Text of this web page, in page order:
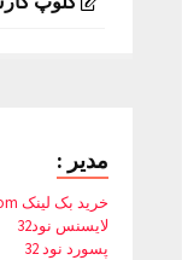
مدیر :
خرید بک لینک behtarinbacklink.com
لایسنس نود32
پسورد نود 32